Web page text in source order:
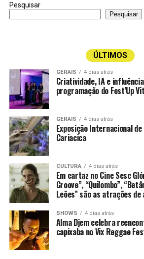
Pesquisar
Pesquisar
ÚLTIMOS
GERAIS 4 dias atrás
Criatividade, IA e
programação do Fest’Up
GERAIS 4 dias atrás
Exposição Internacional
Cariacica
CULTURA 4 dias atrás
Em cartaz no Cine Sesc
Groove”, “Quilombo”,
Leões” são as atrações
SHOWS 4 dias atrás
Alma Djem celebra
capixaba no Vix Reggae